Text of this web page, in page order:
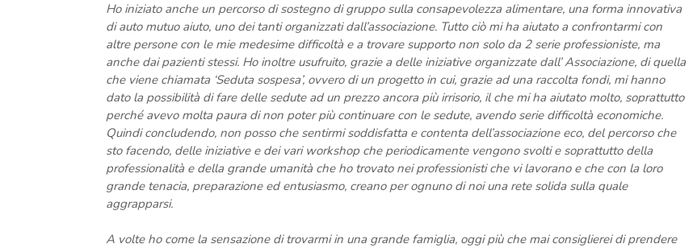
Ho iniziato anche un percorso di sostegno di gruppo sulla consapevolezza alimentare, una forma innovativa
di auto mutuo aiuto, uno dei tanti organizzati dall’associazione. Tutto ciò mi ha aiutato a confrontarmi con
altre persone con le mie medesime difficoltà e a trovare supporto non solo da 2 serie professioniste, ma
anche dai pazienti stessi. Ho inoltre usufruito, grazie a delle iniziative organizzate dall’ Associazione, di quella
che viene chiamata ‘Seduta sospesa’, ovvero di un progetto in cui, grazie ad una raccolta fondi, mi hanno
dato la possibilità di fare delle sedute ad un prezzo ancora più irrisorio, il che mi ha aiutato molto, soprattutto
perché avevo molta paura di non poter più continuare con le sedute, avendo serie difficoltà economiche.
Quindi concludendo, non posso che sentirmi soddisfatta e contenta dell’associazione eco, del percorso che
sto facendo, delle iniziative e dei vari workshop che periodicamente vengono svolti e soprattutto della
professionalità e della grande umanità che ho trovato nei professionisti che vi lavorano e che con la loro
grande tenacia, preparazione ed entusiasmo, creano per ognuno di noi una rete solida sulla quale
aggrapparsi.
A volte ho come la sensazione di trovarmi in una grande famiglia, oggi più che mai consiglierei di prendere